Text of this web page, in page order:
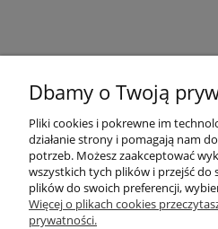
MOJE
PŁATNOŚCI I
Dbamy o Twoją
Pliki cookies i pokrewne im
działanie strony i pomagają nam
potrzeb. Możesz zaakceptować
wszystkich tych plików i przejść do
plików do swoich preferencji,
Więcej o plikach cookies
prywatności.